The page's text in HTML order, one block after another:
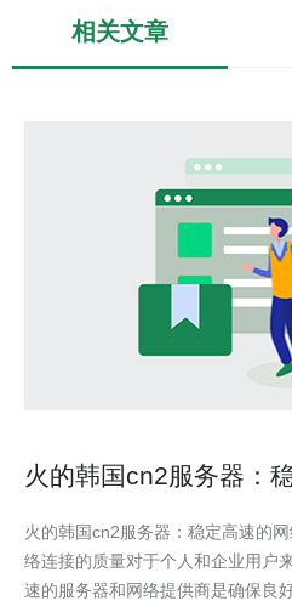
相关文章
火的韩国cn2服务器：
火的韩国cn2服务器：稳定高速的网络选择 在当今数字
络连接的质量对于个人和企业用户
速的服务器和网络提供商是确保良